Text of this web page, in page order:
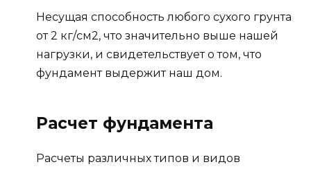
Несущая способность любого сухого грунта
от 2 кг/см2, что значительно выше нашей
нагрузки, и свидетельствует о том, что
фундамент выдержит наш дом.
Расчет фундамента
Расчеты различных типов и видов